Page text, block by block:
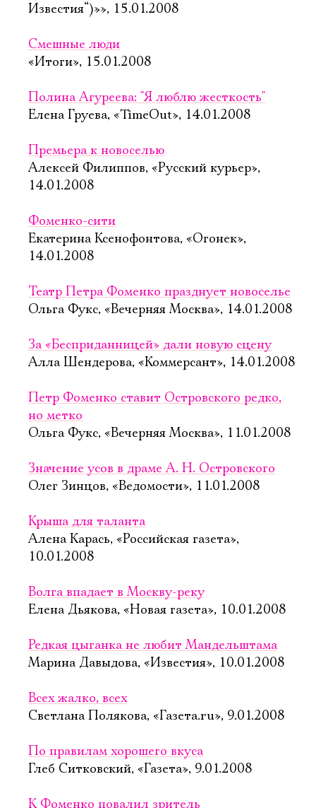
Известия“)»», 15.01.2008
Смешные люди
«Итоги», 15.01.2008
Полина Агуреева: "Я люблю жесткость"
Елена Груева, «TimeOut», 14.01.2008
Премьера к новоселью
Алексей Филиппов, «Русский курьер»,
14.01.2008
Фоменко-сити
Екатерина Ксенофонтова, «Огонек»,
14.01.2008
Театр Петра Фоменко празднует новоселье
Ольга Фукс, «Вечерняя Москва», 14.01.2008
За «Бесприданницей» дали новую сцену
Алла Шендерова, «Коммерсант», 14.01.2008
Петр Фоменко ставит Островского редко,
но метко
Ольга Фукс, «Вечерняя Москва», 11.01.2008
Значение усов в драме А. Н. Островского
Олег Зинцов, «Ведомости», 11.01.2008
Крыша для таланта
Алена Карась, «Российская газета»,
10.01.2008
Волга впадает в Москву-реку
Елена Дьякова, «Новая газета», 10.01.2008
Редкая цыганка не любит Мандельштама
Марина Давыдова, «Известия», 10.01.2008
Всех жалко, всех
Светлана Полякова, «Газета.ru», 9.01.2008
По правилам хорошего вкуса
Глеб Ситковский, «Газета», 9.01.2008
К Фоменко повалил зритель